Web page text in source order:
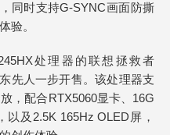
同时支持G-SYNC画面防撕
验。
处理器的联想拯救者
先人一步开售。该处理器支
，配合RTX5060显卡、16G
及2.5K 165Hz OLED屏，